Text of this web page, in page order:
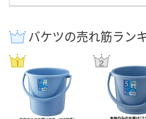
バケツの売れ筋ラン